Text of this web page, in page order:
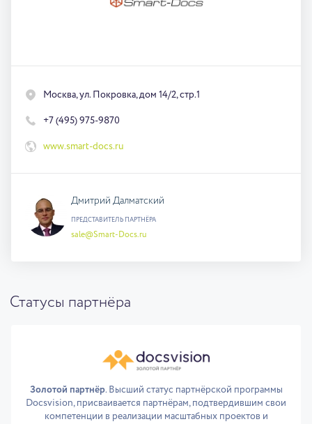
Москва, ул. Покровка, дом 14/2, стр.1
+7 (495) 975-9870
www.smart-docs.ru
Дмитрий Далматский
ПРЕДСТАВИТЕЛЬ ПАРТНЁРА
sale@Smart-Docs.ru
Статусы партнёра
Золотой партнёр. Высший статус партнёрской программы
Docsvision, присваивается партнёрам, подтвердившим свои
компетенции в реализации масштабных проектов и